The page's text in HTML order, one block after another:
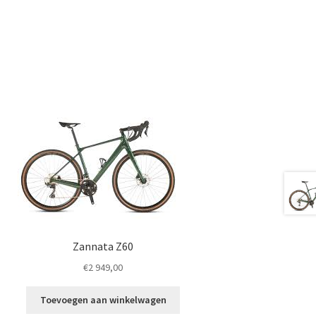
Zannata Z60
€2 949,00
Toevoegen aan winkelwagen